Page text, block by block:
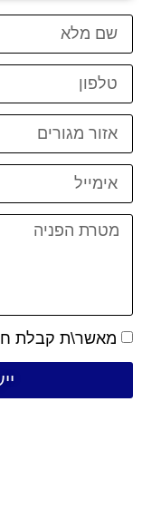
מאשר\ת קבלת